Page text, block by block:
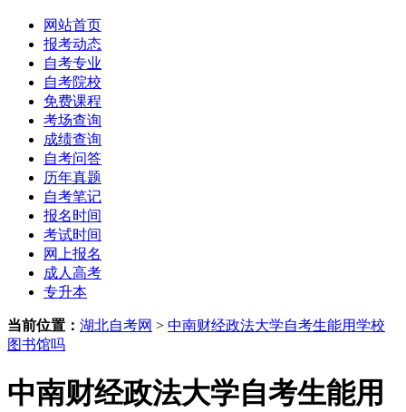
网站首页
报考动态
自考专业
自考院校
免费课程
考场查询
成绩查询
自考问答
历年真题
自考笔记
报名时间
考试时间
网上报名
成人高考
专升本
当前位置： 湖北自考网 > 中南财经政法大学自考生能用学校
图书馆吗
中南财经政法大学自考生能用